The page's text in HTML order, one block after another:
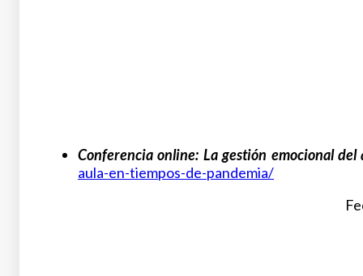
Conferencia online: La gestión emocional
aula-en-tiempos-de-pandemia/